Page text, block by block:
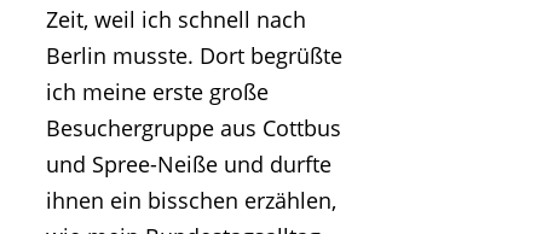
Zeit, weil ich schnell nach
Berlin musste. Dort begrüßte
ich meine erste große
Besuchergruppe aus Cottbus
und Spree-Neiße und durfte
ihnen ein bisschen erzählen,